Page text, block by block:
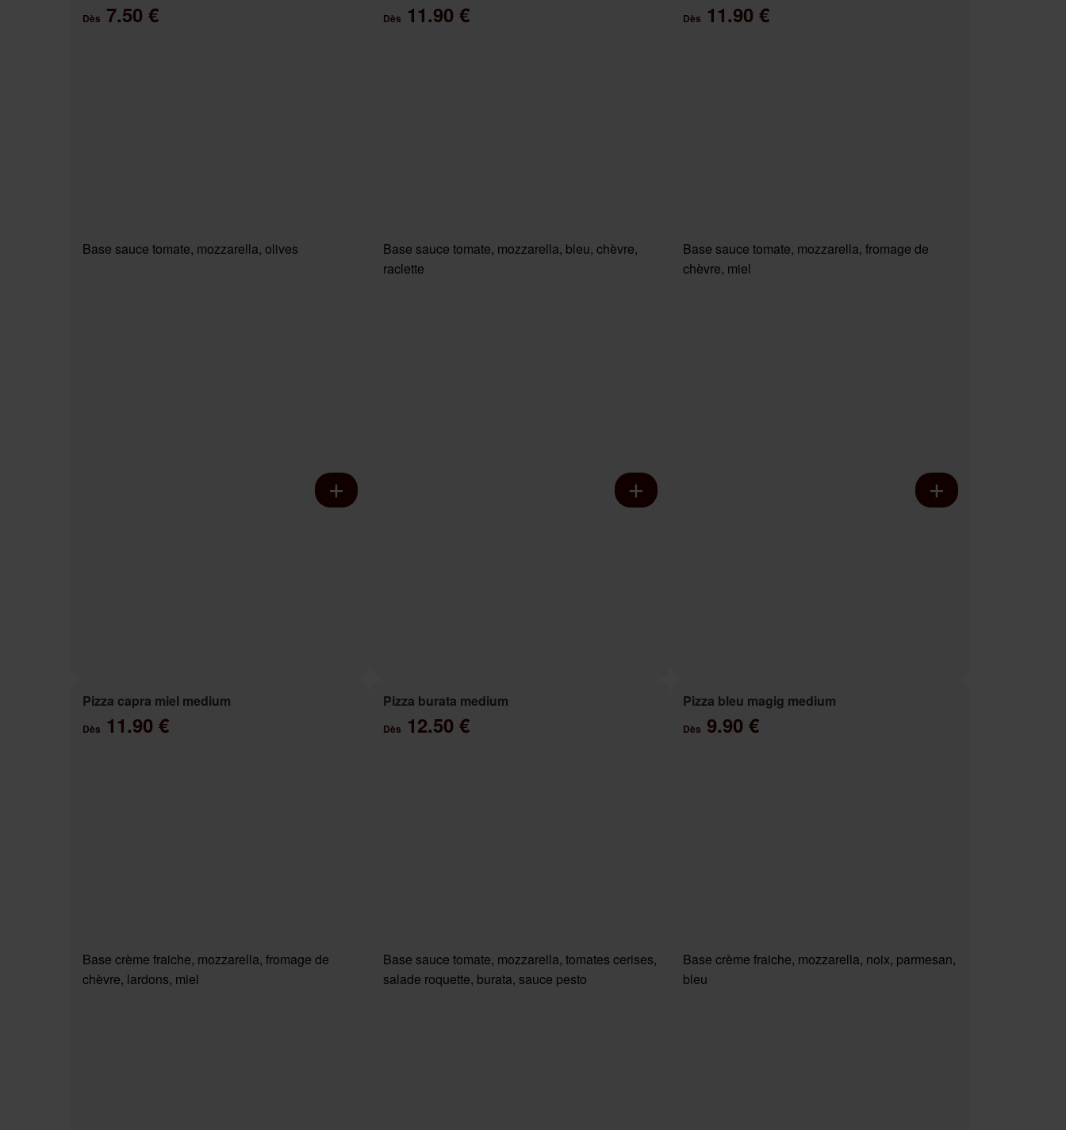
Dès 7.50 €
Base sauce tomate, mozzarella, olives
Dès 11.90 €
Base sauce tomate, mozzarella, bleu, chèvre,
raclette
Dès 11.90 €
Base sauce tomate, mozzarella, fromage de
chèvre, miel
Pizza capra miel medium
Dès 11.90 €
Base crème fraiche, mozzarella, fromage de
chèvre, lardons, miel
Pizza burata medium
Dès 12.50 €
Base sauce tomate, mozzarella, tomates cerises,
salade roquette, burata, sauce pesto
Pizza bleu magig medium
Dès 9.90 €
Base crème fraiche, mozzarella, noix, parmesan,
bleu